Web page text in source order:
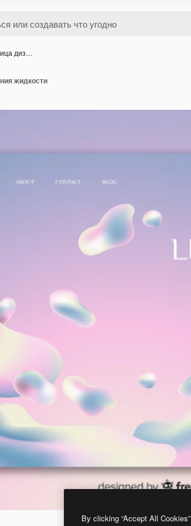
диз…
жидкости
By clicking “Accept All